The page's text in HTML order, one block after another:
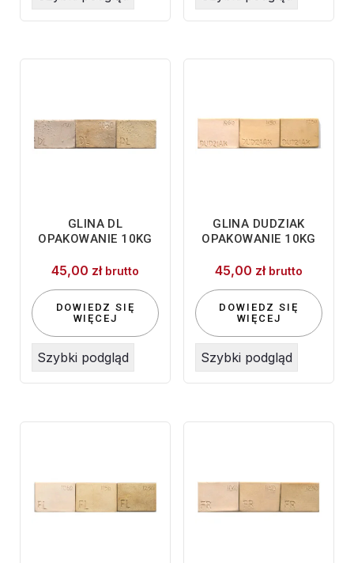
GLINA DL
OPAKOWANIE 10KG
45,00 zł brutto
DOWIEDZ SIĘ
WIĘCEJ
Szybki podgląd
GLINA DUDZIAK
OPAKOWANIE 10KG
45,00 zł brutto
DOWIEDZ SIĘ
WIĘCEJ
Szybki podgląd